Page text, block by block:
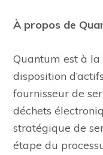
À propos de
Quantum est à
disposition
fournisseur de
déchets
stratégique de
étape du